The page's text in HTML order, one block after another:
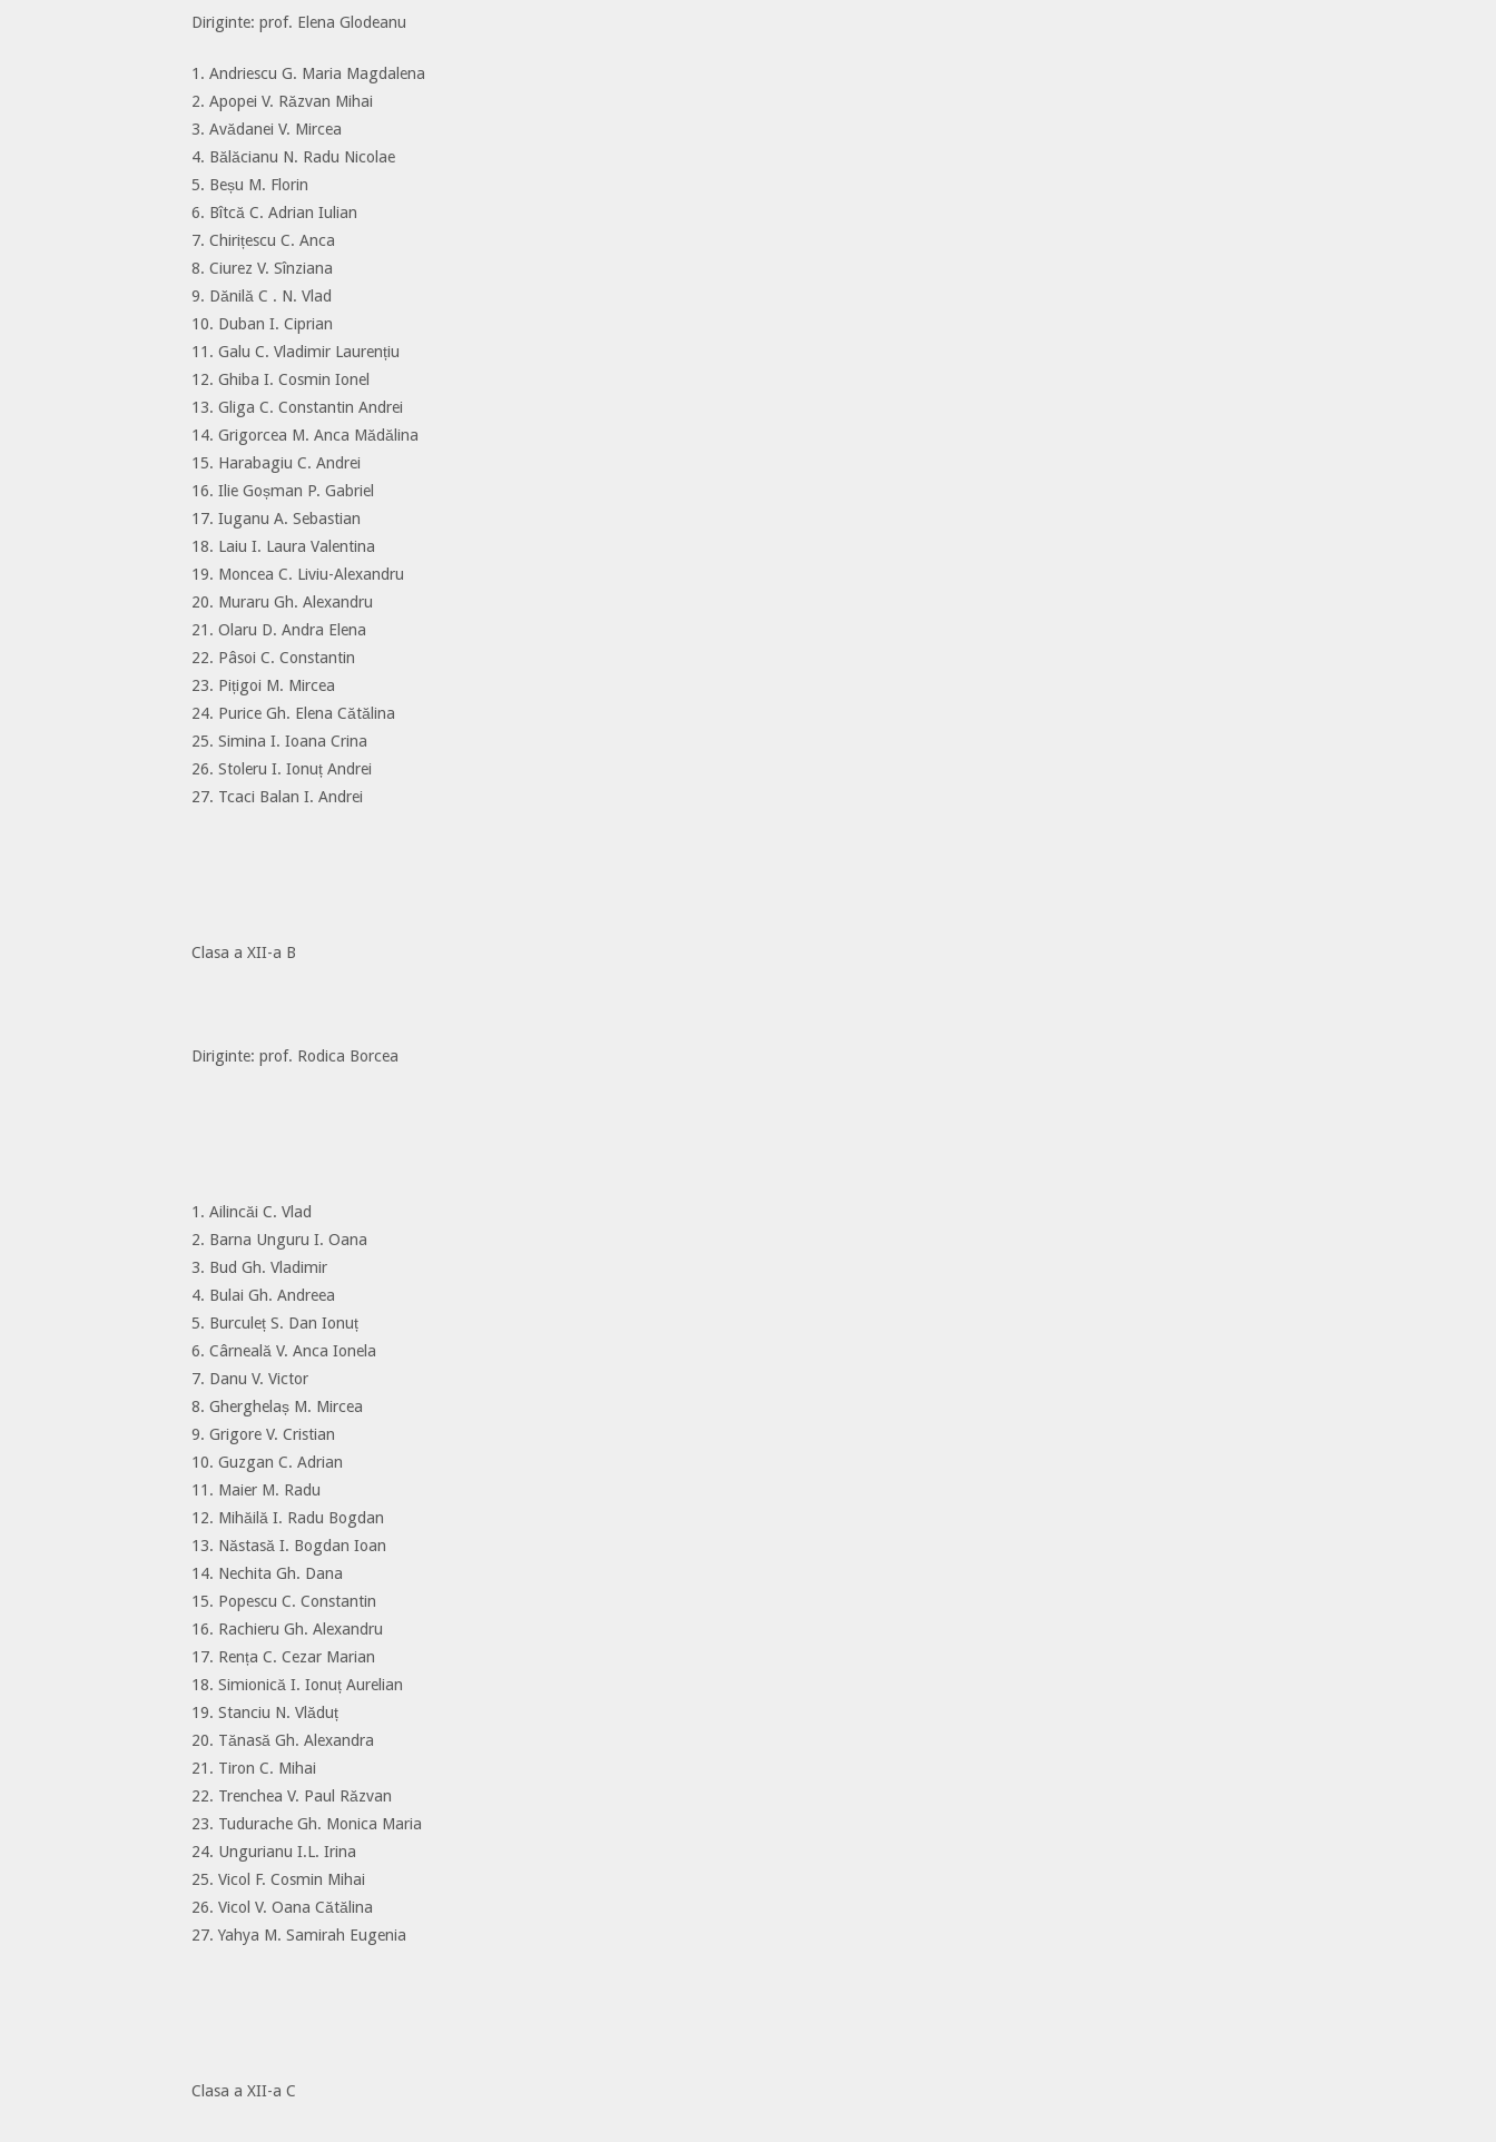
Diriginte: prof. Elena Glodeanu
1. Andriescu G. Maria Magdalena
2. Apopei V. Răzvan Mihai
3. Avădanei V. Mircea
4. Bălăcianu N. Radu Nicolae
5. Beșu M. Florin
6. Bîtcă C. Adrian Iulian
7. Chirițescu C. Anca
8. Ciurez V. Sînziana
9. Dănilă C . N. Vlad
10. Duban I. Ciprian
11. Galu C. Vladimir Laurențiu
12. Ghiba I. Cosmin Ionel
13. Gliga C. Constantin Andrei
14. Grigorcea M. Anca Mădălina
15. Harabagiu C. Andrei
16. Ilie Goșman P. Gabriel
17. Iuganu A. Sebastian
18. Laiu I. Laura Valentina
19. Moncea C. Liviu-Alexandru
20. Muraru Gh. Alexandru
21. Olaru D. Andra Elena
22. Pâsoi C. Constantin
23. Pițigoi M. Mircea
24. Purice Gh. Elena Cătălina
25. Simina I. Ioana Crina
26. Stoleru I. Ionuț Andrei
27. Tcaci Balan I. Andrei
Clasa a XII-a B
Diriginte: prof. Rodica Borcea
1. Ailincăi C. Vlad
2. Barna Unguru I. Oana
3. Bud Gh. Vladimir
4. Bulai Gh. Andreea
5. Burculeț S. Dan Ionuț
6. Cârneală V. Anca Ionela
7. Danu V. Victor
8. Gherghelaș M. Mircea
9. Grigore V. Cristian
10. Guzgan C. Adrian
11. Maier M. Radu
12. Mihăilă I. Radu Bogdan
13. Năstasă I. Bogdan Ioan
14. Nechita Gh. Dana
15. Popescu C. Constantin
16. Rachieru Gh. Alexandru
17. Rența C. Cezar Marian
18. Simionică I. Ionuț Aurelian
19. Stanciu N. Vlăduț
20. Tănasă Gh. Alexandra
21. Tiron C. Mihai
22. Trenchea V. Paul Răzvan
23. Tudurache Gh. Monica Maria
24. Ungurianu I.L. Irina
25. Vicol F. Cosmin Mihai
26. Vicol V. Oana Cătălina
27. Yahya M. Samirah Eugenia
Clasa a XII-a C